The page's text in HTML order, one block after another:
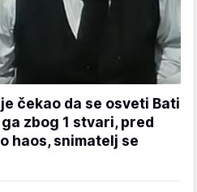
čekao da se osveti Bati
zbog 1 stvari, pred
haos, snimatelj se